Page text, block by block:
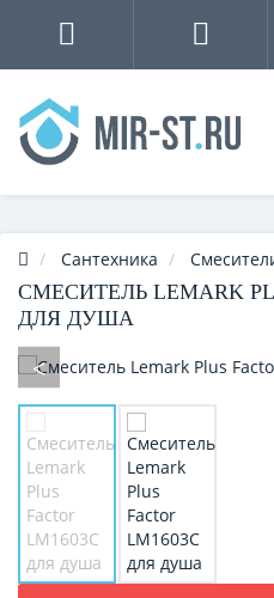
Сантехника
СМЕСИТЕЛЬ LEMARK
ДЛЯ ДУША